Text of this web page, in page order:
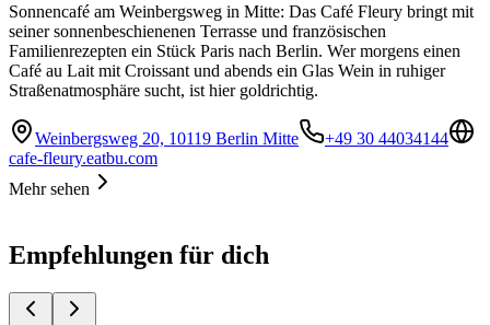
Sonnencafé am Weinbergsweg in Mitte: Das Café Fleury bringt mit
seiner sonnenbeschienenen Terrasse und französischen
Familienrezepten ein Stück Paris nach Berlin. Wer morgens einen
Café au Lait mit Croissant und abends ein Glas Wein in ruhiger
Straßenatmosphäre sucht, ist hier goldrichtig.
Weinbergsweg 20, 10119 Berlin Mitte
+49 30 44034144
cafe-fleury.eatbu.com
Mehr sehen
Empfehlungen für dich